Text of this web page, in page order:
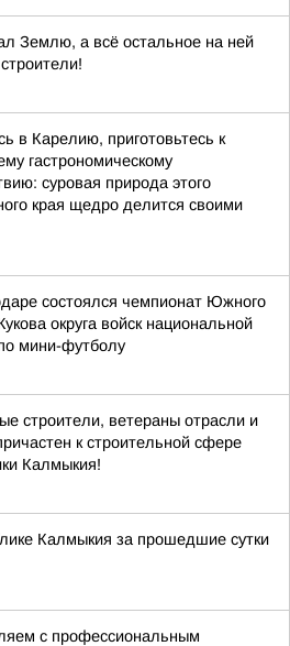
Землю, а всё остальное на ней
в Карелию, приготовьтесь к
гастрономическому
суровая природа этого
края щедро делится своими
состоялся чемпионат Южного
округа войск национальной
мини-футболу
строители, ветераны отрасли и
к строительной сфере
Калмыкия!
Калмыкия за прошедшие сутки
с профессиональным